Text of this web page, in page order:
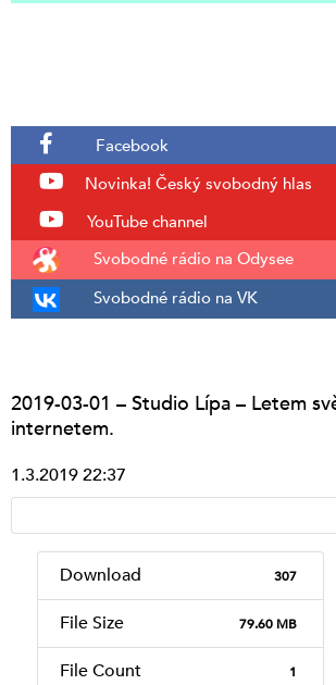
Facebook
Novinka! Český svobodný hlas
YouTube channel
Svobodné rádio na Odysee
Svobodné rádio na VK
2019-03-01 – Studio Lípa – Letem
internetem.
1.3.2019 22:37
Download 307
File Size 79.60 MB
File Count 1